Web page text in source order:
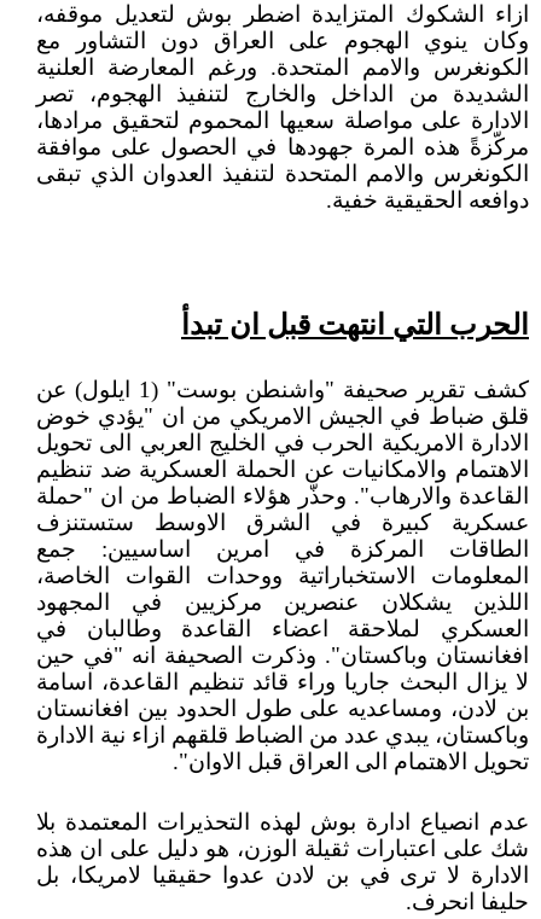
ازاء الشكوك المتزايدة اضطر بوش لتعديل موقفه،
وكان ينوي الهجوم على العراق دون التشاور مع
الكونغرس والامم المتحدة. ورغم المعارضة العلنية
الشديدة من الداخل والخارج لتنفيذ الهجوم، تصر
الادارة على مواصلة سعيها المحموم لتحقيق مرادها،
مركّزةً هذه المرة جهودها في الحصول على موافقة
الكونغرس والامم المتحدة لتنفيذ العدوان الذي تبقى
دوافعه الحقيقية خفية.
الحرب التي انتهت قبل ان تبدأ
كشف تقرير صحيفة "واشنطن بوست" (1 ايلول) عن
قلق ضباط في الجيش الامريكي من ان "يؤدي خوض
الادارة الامريكية الحرب في الخليج العربي الى تحويل
الاهتمام والامكانيات عن الحملة العسكرية ضد تنظيم
القاعدة والارهاب". وحذّر هؤلاء الضباط من ان "حملة
عسكرية كبيرة في الشرق الاوسط ستستنزف
الطاقات المركزة في امرين اساسيين: جمع
المعلومات الاستخباراتية ووحدات القوات الخاصة،
اللذين يشكلان عنصرين مركزيين في المجهود
العسكري لملاحقة اعضاء القاعدة وطالبان في
افغانستان وباكستان". وذكرت الصحيفة انه "في حين
لا يزال البحث جاريا وراء قائد تنظيم القاعدة، اسامة
بن لادن، ومساعديه على طول الحدود بين افغانستان
وباكستان، يبدي عدد من الضباط قلقهم ازاء نية الادارة
تحويل الاهتمام الى العراق قبل الاوان".
عدم انصياع ادارة بوش لهذه التحذيرات المعتمدة بلا
شك على اعتبارات ثقيلة الوزن، هو دليل على ان هذه
الادارة لا ترى في بن لادن عدوا حقيقيا لامريكا، بل
حليفا انحرف.